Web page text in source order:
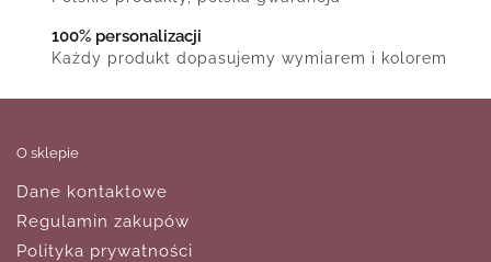
100% personalizacji
Każdy produkt dopasujemy wymiarem i kolorem
O sklepie
Dane kontaktowe
Regulamin zakupów
Polityka prywatności